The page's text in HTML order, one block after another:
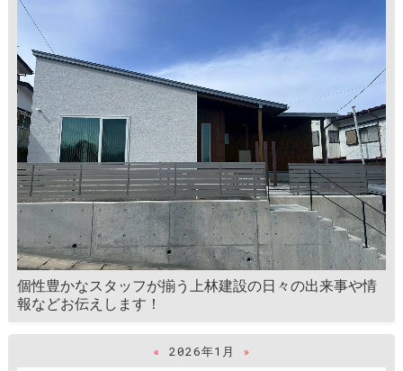
個性豊かなスタッフが揃う上林建設の日々の出来事や情
報などお伝えします！
« 2026年1月
»